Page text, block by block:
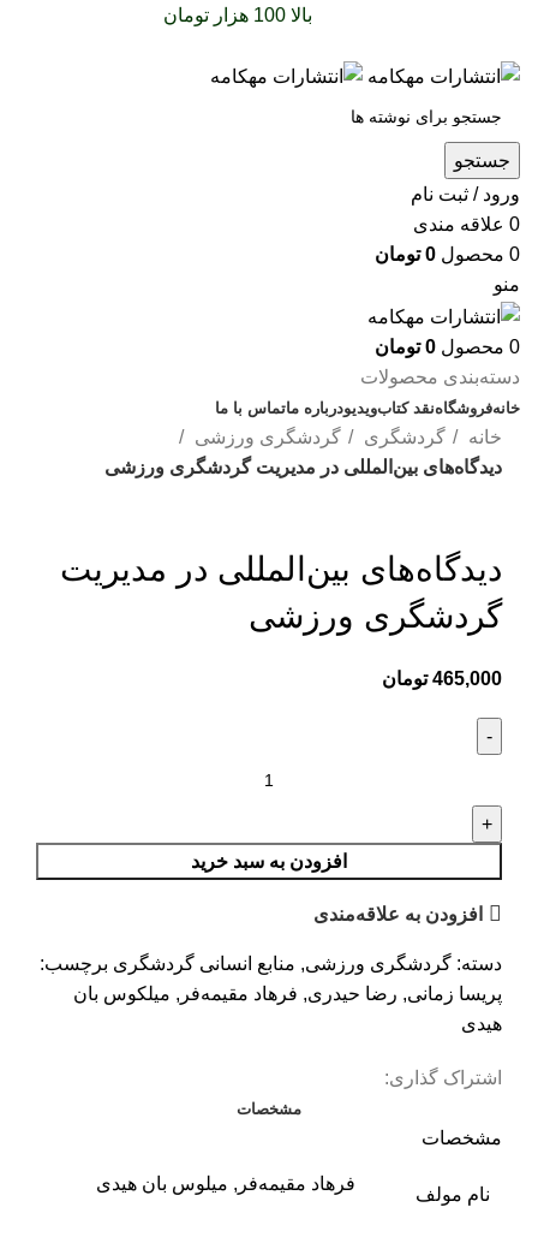
بالا 100 هزار تومان
جستجو
ورود / ثبت نام
0 علاقه مندی
0 محصول 0 تومان
منو
0 محصول 0 تومان
دسته‌بندی محصولات
خانهفروشگاهنقد کتابویدیودرباره‌ ماتماس با ما
خانه گردشگری
گردشگری ورزشی
دیدگاه‌های بین‌المللی در مدیریت گردشگری ورزشی
دیدگاه‌های بین‌المللی در مدیریت
گردشگری ورزشی
465,000 تومان
افزودن به سبد خرید
افزودن به علاقه‌مندی
دسته: گردشگری ورزشی, منابع انسانی گردشگری برچسب:
پریسا زمانی, رضا حیدری, فرهاد مقیمه‌فر , میلکوس بان
هیدی
اشتراک گذاری:
مشخصات
مشخصات
نام مولف
فرهاد مقیمه‌فر, میلوس بان هیدی